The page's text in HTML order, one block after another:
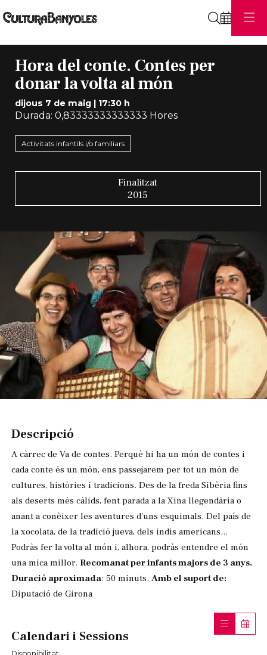
Hora del conte. Contes per
donar la volta al món
dijous 7 de maig| 17:30 h
Durada: 0,83333333333333 Hores
Activitats infantils i/o familiars
Finalitzat
2015
Descripció
A càrrec de Va de contes. Perquè hi ha un món de contes i
cada conte és un món, ens passejarem per tot un món de
cultures, històries i tradicions. Des de la freda Sibèria fins
als deserts més càlids, fent parada a la Xina llegendària o
anant a conèixer les aventures d'uns esquimals. Del país de
la xocolata, de la tradició jueva, dels indis americans...
Podràs fer la volta al món i, alhora, podràs entendre el món
una mica millor. Recomanat per infants majors de 3 anys.
Duració aproximada: 50 minuts. Amb el suport de:
Diputació de Girona
Calendari i Sessions